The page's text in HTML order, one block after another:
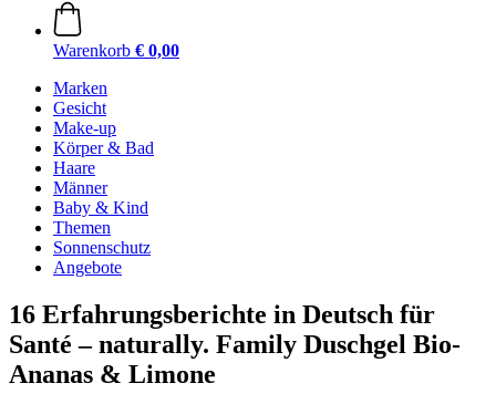
Warenkorb € 0,00
Marken
Gesicht
Make-up
Körper & Bad
Haare
Männer
Baby & Kind
Themen
Sonnenschutz
Angebote
16 Erfahrungsberichte in Deutsch für
Santé – naturally. Family Duschgel Bio-
Ananas & Limone